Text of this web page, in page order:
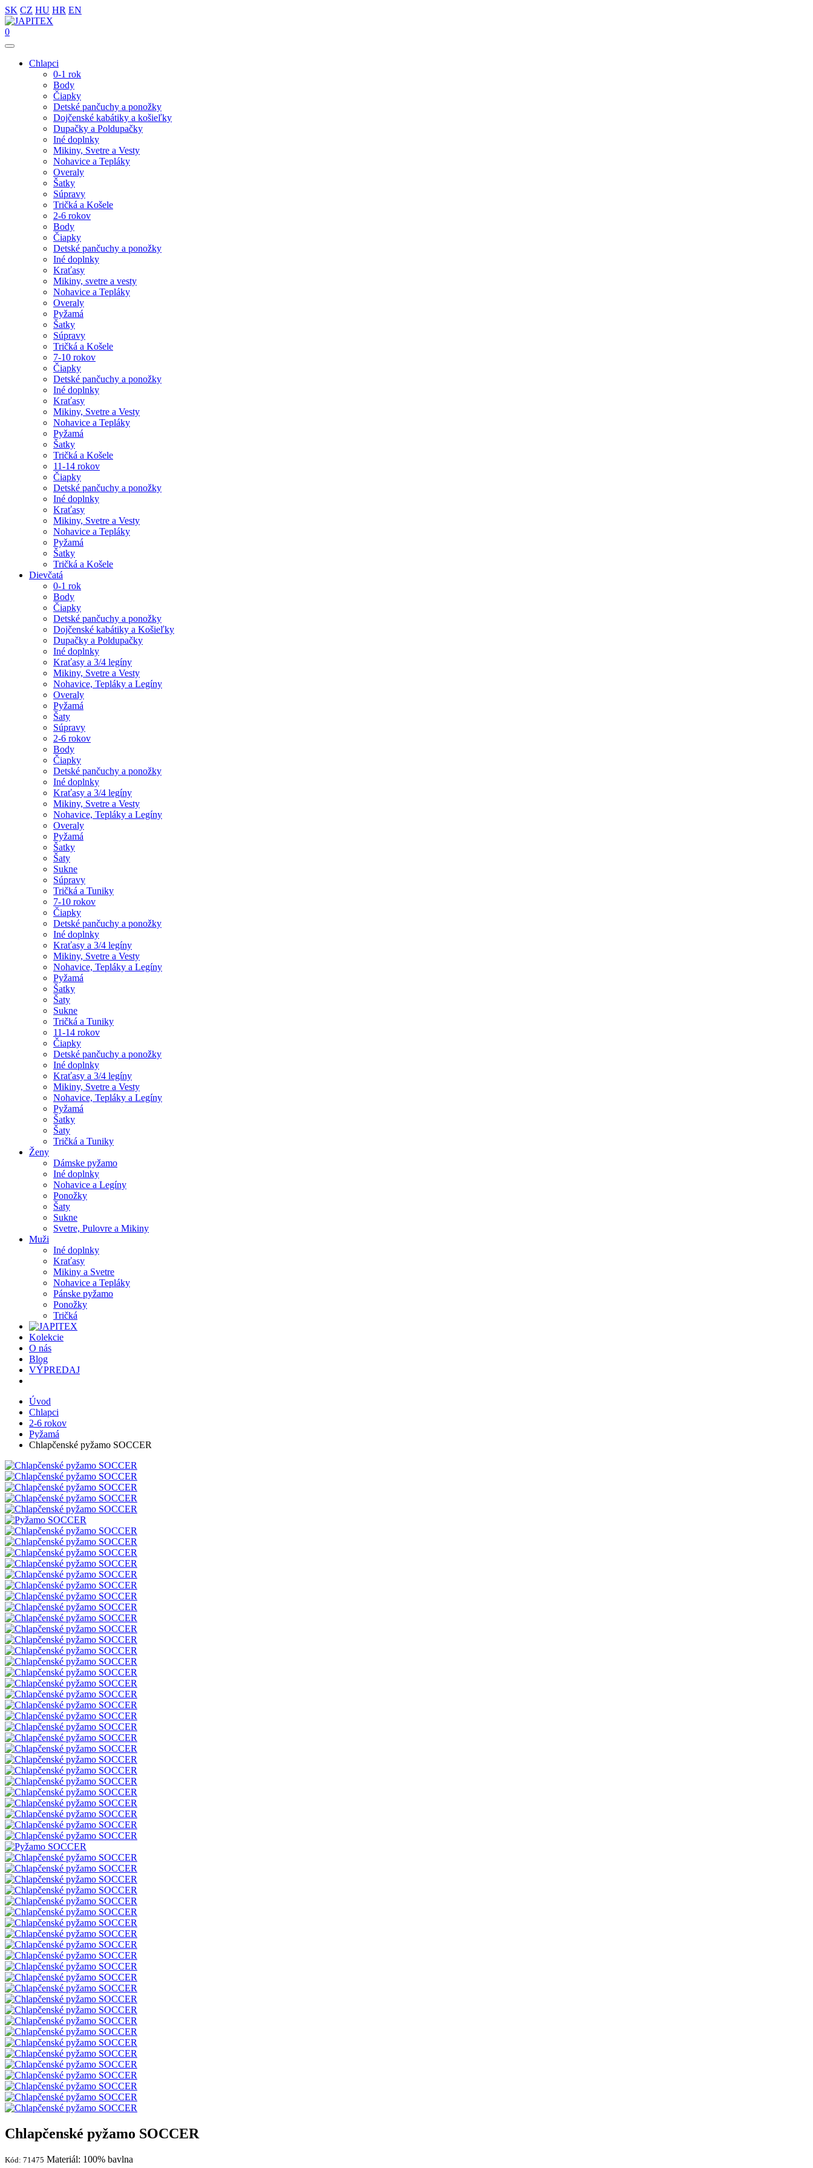
SK CZ HU HR EN
0
Chlapci
0-1 rok
Body
Čiapky
Detské pančuchy a ponožky
Dojčenské kabátiky a košieľky
Dupačky a Poldupačky
Iné doplnky
Mikiny, Svetre a Vesty
Nohavice a Tepláky
Overaly
Šatky
Súpravy
Tričká a Košele
2-6 rokov
Body
Čiapky
Detské pančuchy a ponožky
Iné doplnky
Kraťasy
Mikiny, svetre a vesty
Nohavice a Tepláky
Overaly
Pyžamá
Šatky
Súpravy
Tričká a Košele
7-10 rokov
Čiapky
Detské pančuchy a ponožky
Iné doplnky
Kraťasy
Mikiny, Svetre a Vesty
Nohavice a Tepláky
Pyžamá
Šatky
Tričká a Košele
11-14 rokov
Čiapky
Detské pančuchy a ponožky
Iné doplnky
Kraťasy
Mikiny, Svetre a Vesty
Nohavice a Tepláky
Pyžamá
Šatky
Tričká a Košele
Dievčatá
0-1 rok
Body
Čiapky
Detské pančuchy a ponožky
Dojčenské kabátiky a Košieľky
Dupačky a Poldupačky
Iné doplnky
Kraťasy a 3/4 legíny
Mikiny, Svetre a Vesty
Nohavice, Tepláky a Legíny
Overaly
Pyžamá
Šaty
Súpravy
2-6 rokov
Body
Čiapky
Detské pančuchy a ponožky
Iné doplnky
Kraťasy a 3/4 legíny
Mikiny, Svetre a Vesty
Nohavice, Tepláky a Legíny
Overaly
Pyžamá
Šatky
Šaty
Sukne
Súpravy
Tričká a Tuniky
7-10 rokov
Čiapky
Detské pančuchy a ponožky
Iné doplnky
Kraťasy a 3/4 legíny
Mikiny, Svetre a Vesty
Nohavice, Tepláky a Legíny
Pyžamá
Šatky
Šaty
Sukne
Tričká a Tuniky
11-14 rokov
Čiapky
Detské pančuchy a ponožky
Iné doplnky
Kraťasy a 3/4 legíny
Mikiny, Svetre a Vesty
Nohavice, Tepláky a Legíny
Pyžamá
Šatky
Šaty
Tričká a Tuniky
Ženy
Dámske pyžamo
Iné doplnky
Nohavice a Legíny
Ponožky
Šaty
Sukne
Svetre, Pulovre a Mikiny
Muži
Iné doplnky
Kraťasy
Mikiny a Svetre
Nohavice a Tepláky
Pánske pyžamo
Ponožky
Tričká
Kolekcie
O nás
Blog
VÝPREDAJ
Úvod
Chlapci
2-6 rokov
Pyžamá
Chlapčenské pyžamo SOCCER
Chlapčenské pyžamo SOCCER
Kód: 71475 Materiál: 100% bavlna